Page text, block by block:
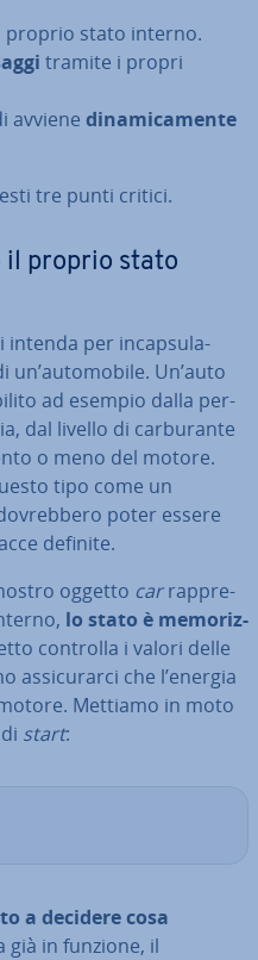
proprio stato interno.
tramite i propri
avviene di­na­mi­ca­men­te
tre punti critici.
il proprio stato
intenda per in­cap­su­la­
un’au­to­mo­bi­le. Un’auto
ad esempio dalla per­
dal livello di car­bu­ran­te
o meno del motore.
tipo come un
poter essere
definite.
oggetto carrap­pre­
lo stato è me­mo­riz­
controlla i valori delle
as­si­cu­rar­ci che l’energia
Mettiamo in moto
start:
a decidere cosa
già in funzione, il